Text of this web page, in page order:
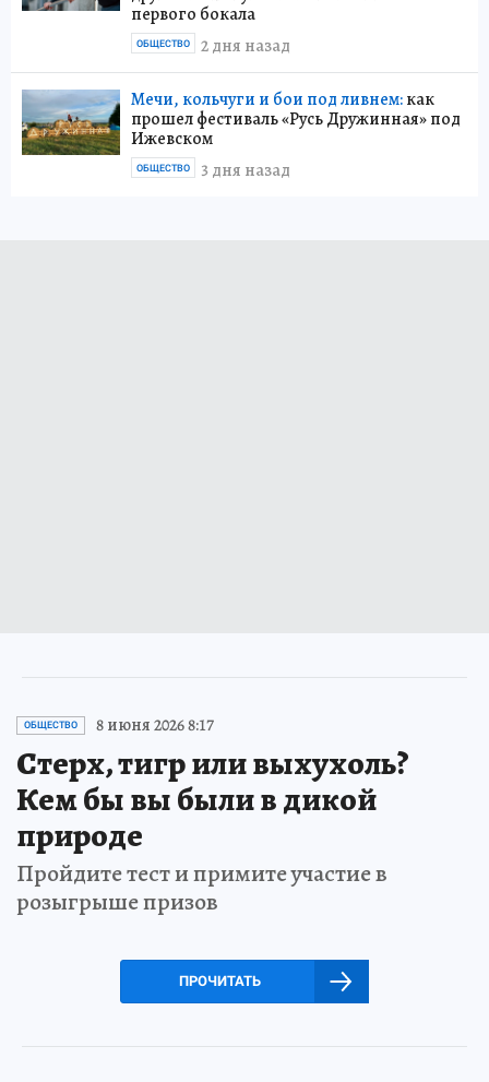
первого бокала
2 дня назад
ОБЩЕСТВО
Мечи, кольчуги и бои под ливнем:как
прошел фестиваль «Русь Дружинная» под
Ижевском
3 дня назад
ОБЩЕСТВО
ОБЩЕСТВО 8 июня 2026 8:17
Стерх, тигр или выхухоль?
Кем бы вы были в дикой
природе
Пройдите тест и примите участие в
розыгрыше призов
ПРОЧИТАТЬ